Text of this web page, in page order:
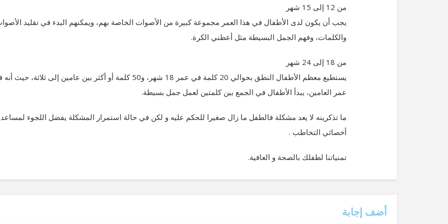
من 12 إلى 15 شهر
يجب أن يكون لدى الأطفال في هذا العمر مجموعة كبيرة من الأصوات الخاصة بهم، ويمكنهم البدء في تقليد
والكلمات، وفهم الجمل البسيطة مثل أعطني الكرة.
من 18 إلى 24 شهر
يستطيع معظم الأطفال النطق بحوالي 20 كلمة في عمر 18 شهر، و50 كلمة أو أكثر بين عامين إلى ثلاثة، حيث
عمر العامين، يبدأ الأطفال في الجمع بين كلمتين لعمل جمل بسيطة.
ما تذكرينه لا يعد مشكلة فالطفل ما زال صغيرا للحكم عليه و لكن في حالة استمرار المشكلة يفضل اللجوء
أخصائي التخاطب .
تمنياتنا لطفلك بالصحة و العافية.
‫أضف إجابة